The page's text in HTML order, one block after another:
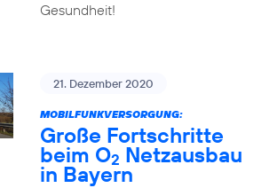
Gesundheit!
21. Dezember 2020
MOBILFUNKVERSORGUNG:
Große Fortschritte
beim O2 Netzausbau
in Bayern